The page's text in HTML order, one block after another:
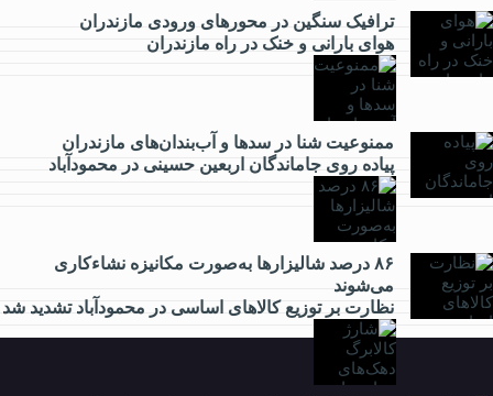
ترافیک سنگین در محور‌های ورودی مازندران
هوای بارانی و خنک در راه مازندران
ممنوعیت شنا در سدها و آب‌بندان‌‌های مازندران
پیاده روی جاماندگان اربعین حسینی در محمودآباد
اقتصادی
۸۶ درصد شالیزارها به‌صورت مکانیزه نشاءکاری
می‌شوند
نظارت بر توزیع کالا‌های اساسی در محمودآباد تشدید شد
فرهنگی
ورزشی